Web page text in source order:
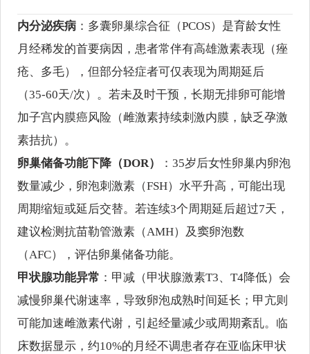
内分泌疾病 ：多囊卵巢综合征（PCOS）是育龄女性
月经稀发的首要病因，患者常伴有高雄激素表现（痤
疮、多毛），但部分轻症者可仅表现为周期延后
（35-60天/次）。若未及时干预，长期无排卵可能增
加子宫内膜癌风险（雌激素持续刺激内膜，缺乏孕激
素拮抗）。
卵巢储备功能下降（DOR）
：35岁后女性卵巢内卵泡
数量减少，卵泡刺激素（FSH）水平升高，可能出现
周期缩短或延后交替。若连续3个周期延后超过7天，
建议检测抗苗勒管激素（AMH）及窦卵泡数
（AFC），评估卵巢储备功能。
甲状腺功能异常 ：甲减（甲状腺激素T3、T4降低）会
减慢卵巢代谢速率，导致卵泡成熟时间延长；甲亢则
可能加速雌激素代谢，引起经量减少或周期紊乱。临
床数据显示，约10%的月经不调患者存在亚临床甲状